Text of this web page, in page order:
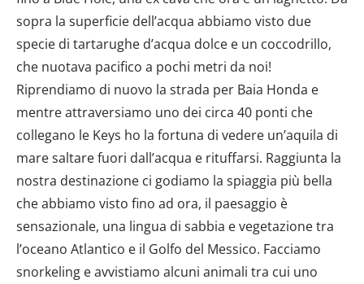
sopra la superficie dell’acqua abbiamo visto due
specie di tartarughe d’acqua dolce e un coccodrillo,
che nuotava pacifico a pochi metri da noi!
Riprendiamo di nuovo la strada per Baia Honda e
mentre attraversiamo uno dei circa 40 ponti che
collegano le Keys ho la fortuna di vedere un’aquila di
mare saltare fuori dall’acqua e rituffarsi. Raggiunta la
nostra destinazione ci godiamo la spiaggia più bella
che abbiamo visto fino ad ora, il paesaggio è
sensazionale, una lingua di sabbia e vegetazione tra
l’oceano Atlantico e il Golfo del Messico. Facciamo
snorkeling e avvistiamo alcuni animali tra cui uno